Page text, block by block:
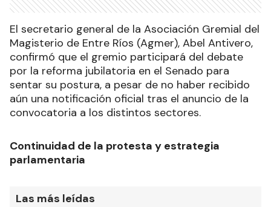
El secretario general de la Asociación Gremial del
Magisterio de Entre Ríos (Agmer), Abel Antivero,
confirmó que el gremio participará del debate
por la reforma jubilatoria en el Senado para
sentar su postura, a pesar de no haber recibido
aún una notificación oficial tras el anuncio de la
convocatoria a los distintos sectores.
Continuidad de la protesta y estrategia
parlamentaria
Las más leídas